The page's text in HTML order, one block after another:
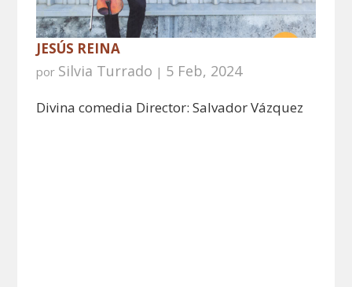
JESÚS REINA
por Silvia Turrado | 5 Feb, 2024
Divina comedia Director: Salvador Vázquez